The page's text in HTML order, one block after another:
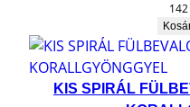
KIS SPIRÁL